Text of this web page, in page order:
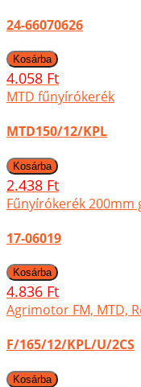
24-66070626
4.058 Ft
MTD fűnyírókerék
MTD150/12/KPL
2.438 Ft
Fűnyírókerék
17-06019
4.836 Ft
Agrimotor FM, MTD,
F/165/12/KPL/U/2CS